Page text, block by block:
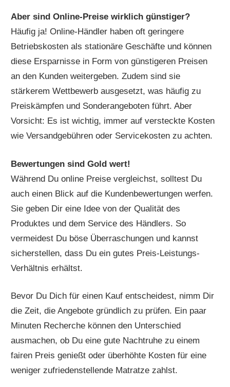
Aber sind Online-Preise wirklich günstiger?
Häufig ja! Online-Händler haben oft geringere
Betriebskosten als stationäre Geschäfte und können
diese Ersparnisse in Form von günstigeren Preisen
an den Kunden weitergeben. Zudem sind sie
stärkerem Wettbewerb ausgesetzt, was häufig zu
Preiskämpfen und Sonderangeboten führt. Aber
Vorsicht: Es ist wichtig, immer auf versteckte Kosten
wie Versandgebühren oder Servicekosten zu achten.
Bewertungen sind Gold wert!
Während Du online Preise vergleichst, solltest Du
auch einen Blick auf die Kundenbewertungen werfen.
Sie geben Dir eine Idee von der Qualität des
Produktes und dem Service des Händlers. So
vermeidest Du böse Überraschungen und kannst
sicherstellen, dass Du ein gutes Preis-Leistungs-
Verhältnis erhältst.
Bevor Du Dich für einen Kauf entscheidest, nimm Dir
die Zeit, die Angebote gründlich zu prüfen. Ein paar
Minuten Recherche können den Unterschied
ausmachen, ob Du eine gute Nachtruhe zu einem
fairen Preis genießt oder überhöhte Kosten für eine
weniger zufriedenstellende Matratze zahlst.